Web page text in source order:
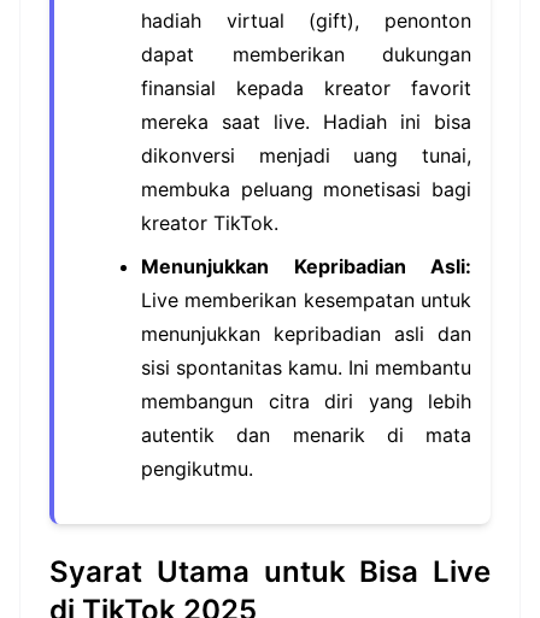
hadiah virtual (gift), penonton
dapat memberikan dukungan
finansial kepada kreator favorit
mereka saat live. Hadiah ini bisa
dikonversi menjadi uang tunai,
membuka peluang monetisasi bagi
kreator TikTok.
Menunjukkan Kepribadian Asli:
Live memberikan kesempatan untuk
menunjukkan kepribadian asli dan
sisi spontanitas kamu. Ini membantu
membangun citra diri yang lebih
autentik dan menarik di mata
pengikutmu.
Syarat Utama untuk Bisa Live
di TikTok 2025